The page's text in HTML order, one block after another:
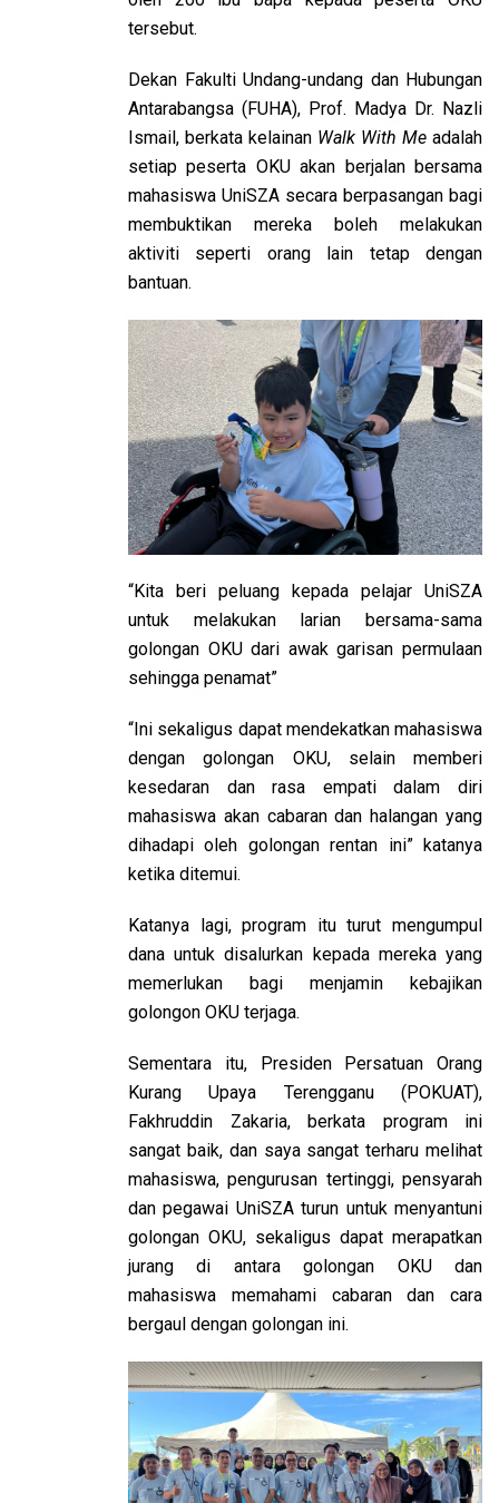
tersebut.
Dekan Fakulti Undang-undang dan Hubungan
Antarabangsa (FUHA), Prof. Madya Dr. Nazli
Ismail, berkata kelainan Walk With Me adalah
setiap peserta OKU akan berjalan bersama
mahasiswa UniSZA secara berpasangan bagi
membuktikan mereka boleh melakukan
aktiviti seperti orang lain tetap dengan
bantuan.
“Kita beri peluang kepada pelajar UniSZA
untuk melakukan larian bersama-sama
golongan OKU dari awak garisan permulaan
sehingga penamat”
“Ini sekaligus dapat mendekatkan mahasiswa
dengan golongan OKU, selain memberi
kesedaran dan rasa empati dalam diri
mahasiswa akan cabaran dan halangan yang
dihadapi oleh golongan rentan ini” katanya
ketika ditemui.
Katanya lagi, program itu turut mengumpul
dana untuk disalurkan kepada mereka yang
memerlukan bagi menjamin kebajikan
golongon OKU terjaga.
Sementara itu, Presiden Persatuan Orang
Kurang Upaya Terengganu (POKUAT),
Fakhruddin Zakaria, berkata program ini
sangat baik, dan saya sangat terharu melihat
mahasiswa, pengurusan tertinggi, pensyarah
dan pegawai UniSZA turun untuk menyantuni
golongan OKU, sekaligus dapat merapatkan
jurang di antara golongan OKU dan
mahasiswa memahami cabaran dan cara
bergaul dengan golongan ini.